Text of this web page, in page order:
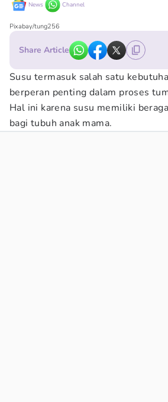
News Channel
Pixabay/tung256
Share Article
Susu termasuk salah satu
berperan penting dalam proses
Hal ini karena susu memiliki
bagi tubuh anak mama.